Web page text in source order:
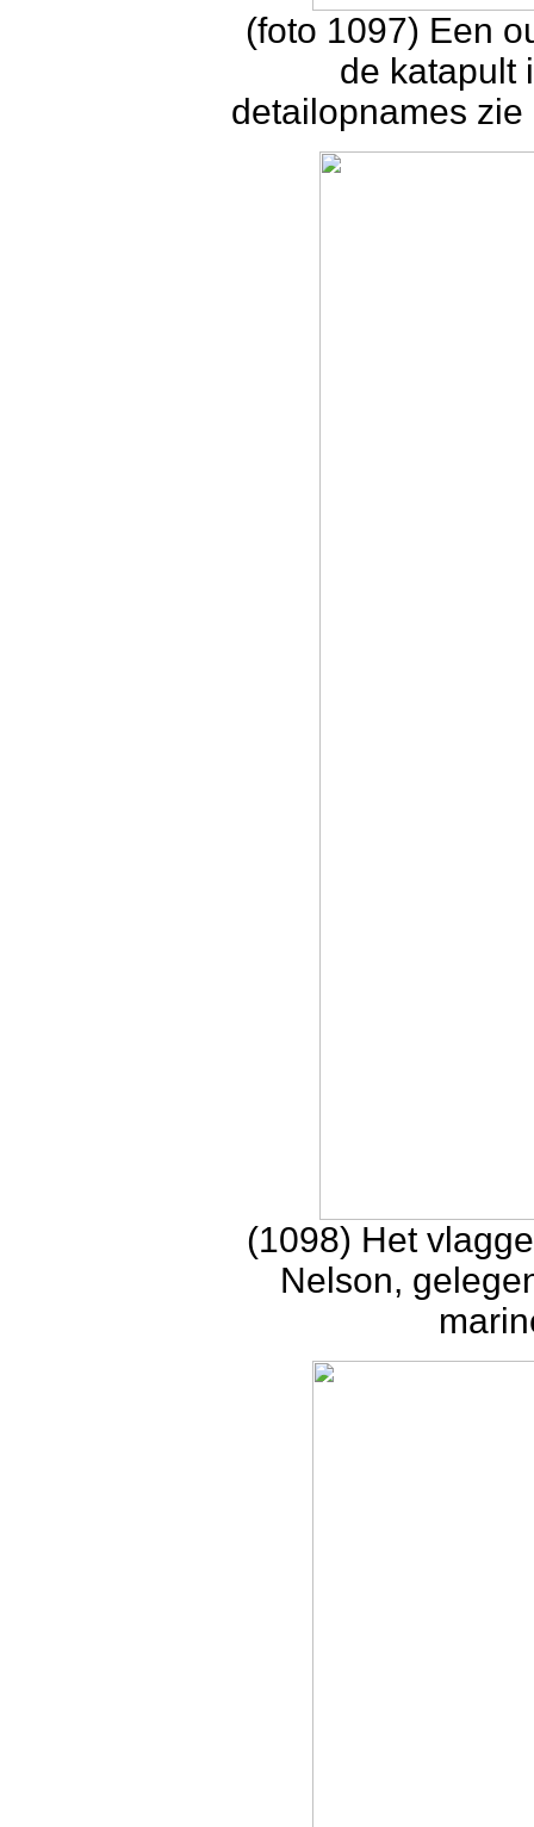
(foto 1097) Een
de katapult
detailopnames zie
(1098) Het
Nelson,